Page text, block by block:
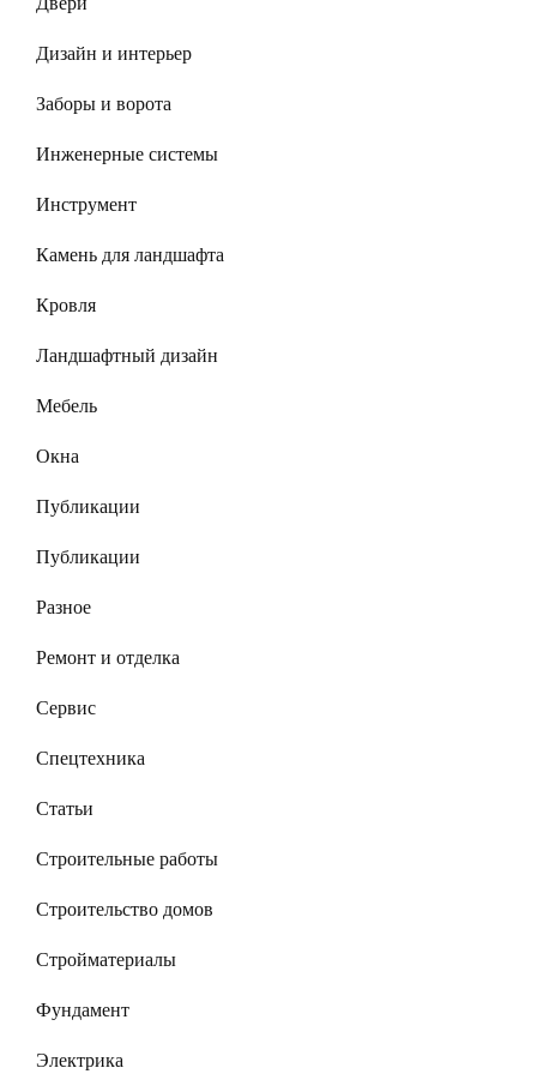
Дизайн и интерьер
Заборы и ворота
Инженерные системы
Инструмент
Камень для ландшафта
Кровля
Ландшафтный дизайн
Мебель
Окна
Публикации
Публикации
Разное
Ремонт и отделка
Сервис
Спецтехника
Статьи
Строительные работы
Строительство домов
Стройматериалы
Фундамент
Электрика